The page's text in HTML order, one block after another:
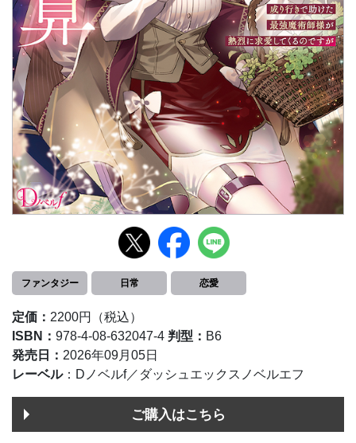
ファンタジー 日常 恋愛
定価： 2200円（税込）
ISBN： 978-4-08-632047-4 判型： B6
発売日： 2026年09月05日
レーベル：Dノベルf／ダッシュエックスノベルエフ
ご購入はこちら